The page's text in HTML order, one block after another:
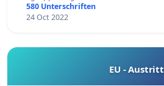
580 Unterschriften
24 Oct 2022
EU - Austritt